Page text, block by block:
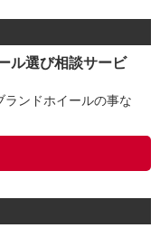
ル選び相談サービ
ンドホイールの事な